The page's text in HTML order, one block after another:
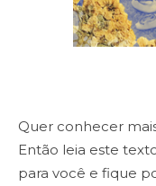
Quer conhecer
Então leia este
para você e fique